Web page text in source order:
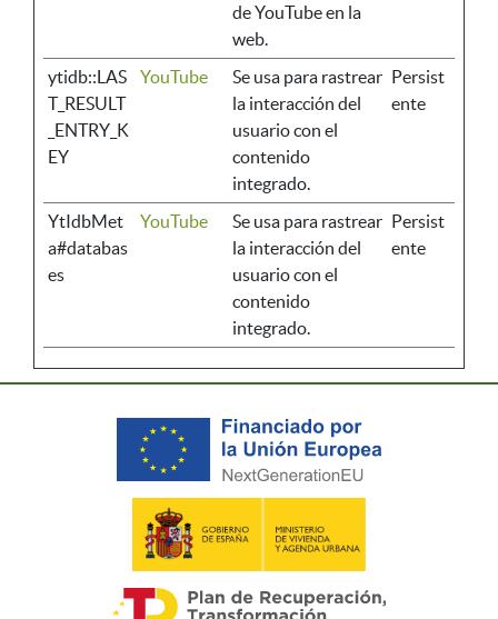
de YouTube en la
web.
ytidb::LAS
T_RESULT
_ENTRY_K
EY
YouTube
Se usa para rastrear
la interacción del
usuario con el
contenido
integrado.
Persist
ente
YtIdbMet
a#databas
es
YouTube
Se usa para rastrear
la interacción del
usuario con el
contenido
integrado.
Persist
ente